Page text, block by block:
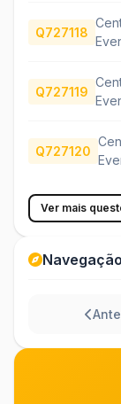
Q727118
Q727119
Q727120
Ver mais
Navegação